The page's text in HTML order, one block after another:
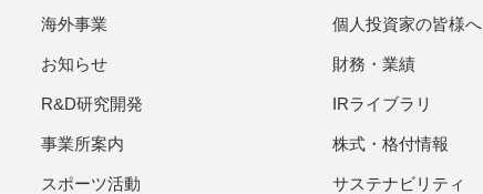
海外事業
お知らせ
R&D研究開発
事業所案内
スポーツ活動
個人投資家の皆様へ
財務・業績
IRライブラリ
株式・格付情報
サステナビリティ